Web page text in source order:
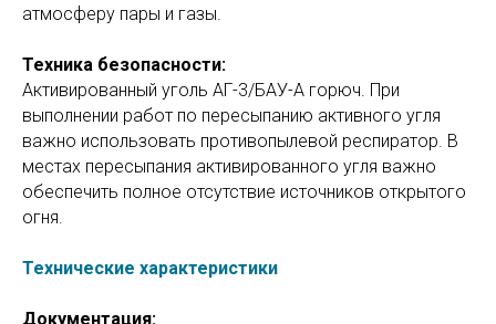
атмосферу пары и газы.
Техника безопасности:
Активированный уголь АГ-3/БАУ-А горюч. При
выполнении работ по пересыпанию активного угля
важно использовать противопылевой респиратор. В
местах пересыпания активированного угля важно
обеспечить полное отсутствие источников открытого
огня.
Технические характеристики
Документация: